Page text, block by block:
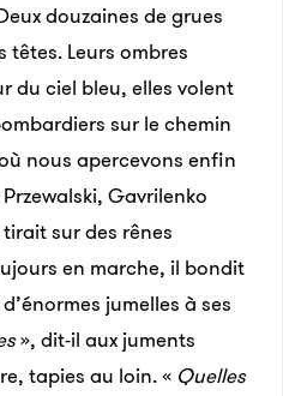
douzaines de grues
têtes. Leurs ombres
du ciel bleu, elles volent
sur le chemin
nous apercevons enfin
Gavrilenko
sur des rênes
en marche, il bondit
jumelles à ses
», dit-il aux juments
tapies au loin. « Quelles